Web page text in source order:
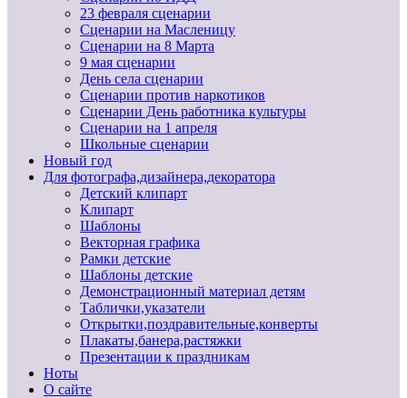
23 февраля сценарии
Сценарии на Масленицу
Сценарии на 8 Марта
9 мая сценарии
День села сценарии
Сценарии против наркотиков
Сценарии День работника культуры
Сценарии на 1 апреля
Школьные сценарии
Новый год
Для фотографа,дизайнера,декоратора
Детский клипарт
Клипарт
Шаблоны
Векторная графика
Рамки детские
Шаблоны детские
Демонстрационный материал детям
Таблички,указатели
Открытки,поздравительные,конверты
Плакаты,банера,растяжки
Презентации к праздникам
Ноты
О сайте